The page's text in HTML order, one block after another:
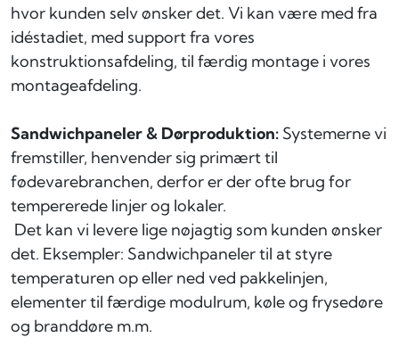
hvor kunden selv ønsker det. Vi kan være med fra
idéstadiet, med support fra vores
konstruktionsafdeling, til færdig montage i vores
montageafdeling.
Sandwichpaneler & Dørproduktion: Systemerne vi
fremstiller, henvender sig primært til
fødevarebranchen, derfor er der ofte brug for
tempererede linjer og lokaler.
Det kan vi levere lige nøjagtig som kunden ønsker
det. Eksempler: Sandwichpaneler til at styre
temperaturen op eller ned ved pakkelinjen,
elementer til færdige modulrum, køle og frysedøre
og branddøre m.m.